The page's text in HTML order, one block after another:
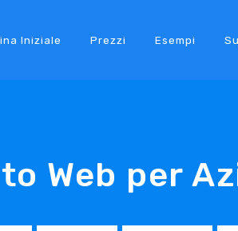
Iniziale Prezzi Esempi
Web per